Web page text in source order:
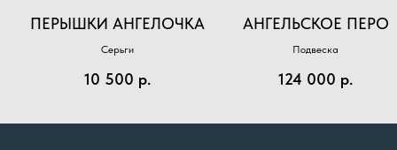
ПЕРЫШКИ АНГЕЛОЧКА
Серьги
10 500 р.
АНГЕЛЬСКОЕ ПЕРО
Подвеска
124 000 р.